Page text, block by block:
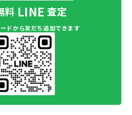
料 LINE 査定
ドから友だち追加できます